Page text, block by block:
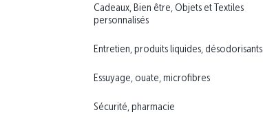
Cadeaux, Bien être, Objets et Textiles
personnalisés
Entretien, produits liquides, désodorisants
Essuyage, ouate, microfibres
Sécurité, pharmacie